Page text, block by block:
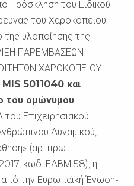
του Ειδικού
του Χαροκοπείου
της υλοποίησης της
ΠΑΡΕΜΒΑΣΕΩΝ
ΧΑΡΟΚΟΠΕΙΟΥ
MIS 5011040 και
του ομώνυμου
του Επιχειρησιακού
Δυναμικού,
(αρ. πρωτ.
κωδ. ΕΔΒΜ 58), η
από την Ευρωπαϊκή Ένωση-